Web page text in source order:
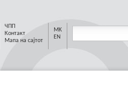
ЧПП
Контакт
Мапа на сајтот
MK
EN